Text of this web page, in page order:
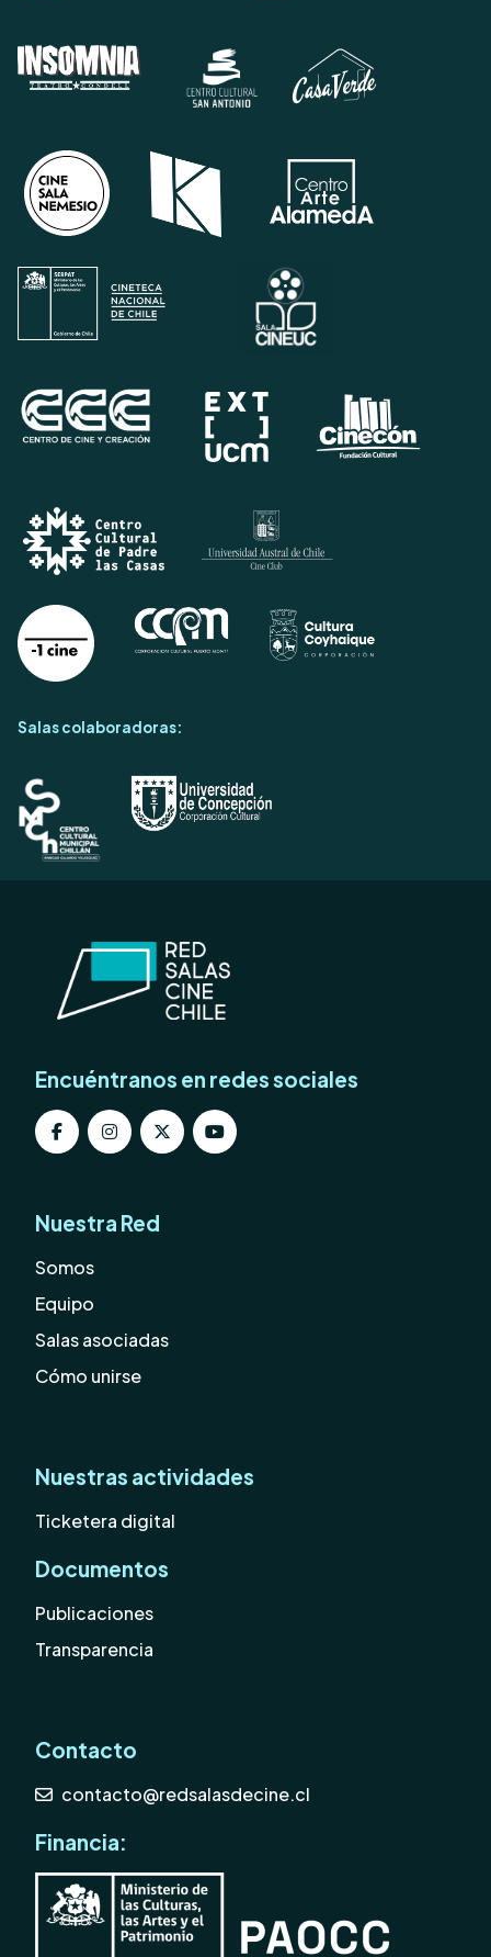
Salas colaboradoras:
Encuéntranos en redes sociales
Nuestra Red
Somos
Equipo
Salas asociadas
Cómo unirse
Nuestras actividades
Ticketera digital
Documentos
Publicaciones
Transparencia
Contacto
contacto@redsalasdecine.cl
Financia: